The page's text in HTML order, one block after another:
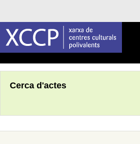
Cerca d'actes